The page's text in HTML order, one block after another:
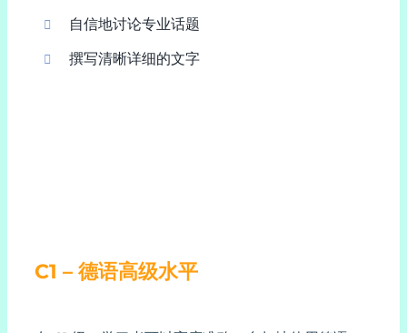
自信地讨论专业话题
撰写清晰详细的文字
C1 – 德语高级水平